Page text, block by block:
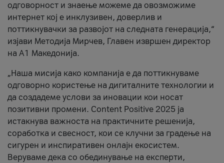
одговорност и знаење можеме да овозможиме
интернет кој е инклузивен, доверлив и
поттикнувачки за развојот на следната генерација,“
изјави Методија Мирчев, Главен извршен директор
на А1 Македонија.
„Наша мисија како компанија е да поттикнуваме
одговорно користење на дигиталните технологии и
да создадеме услови за иновации кои носат
позитивни промени. Content Positive 2025 ја
истакнува важноста на практичните решенија,
соработка и свесност, кои се клучни за градење на
сигурен и инспиративен онлајн екосистем.
Веруваме дека со обединување на експерти,